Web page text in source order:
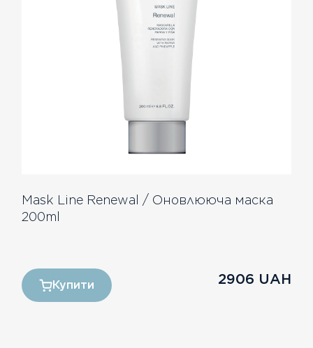
Mask Line Renewal / Оновлююча маска
200ml
2906 UAH
Купити